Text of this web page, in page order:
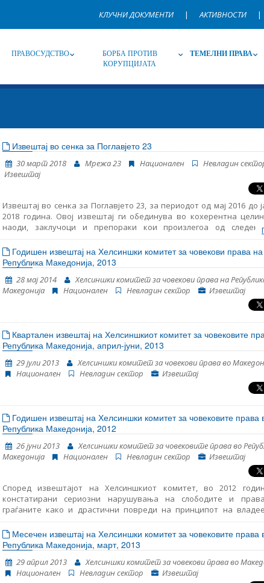
КЛУЧНИ ДОКУМЕНТИ | АКТИВНОСТИ |
ПРАВОСУДСТВО
БОРБА ПРОТИВ
КОРУПЦИЈАТА
ТЕМЕЛНИ ПРАВА
Јазик Име, опис или клучен збор
Извештај во сенка за Поглавјето 23
30 март 2018 Мрежа 23 Национален
Невладин
Извештај
Извештај во сенка за Поглавјето 23, за периодот од мај 2016 до
2018 година. Овој извештај ги обединува во кохерентна
наоди, заклучоци и препораки кои произлегоа од
областите структурирани во Поглавјето 23: правосудство, борба
корупција и темелни права. Ова е трет Извештај во сенка
страна на Мрежа 23 и истиот му претходи на новиот
напредокот на Република Македонија кој се очекува да биде
страна на Европската комисија во средината на април.
подготвен во рамките на проектот „Мрежа 23+“,
Годишен извештај на Хелсиншки комитет за човекови права на
Република Македонија, 2013
28 мај 2014
Хелсиншки комитет за човекови права на
Македонија
Национален Невладин сектор Извештај
Квартален извештај на Хелсиншкиот комитет за човековите
Република Македонија, април-јуни, 2013
29 јули 2013
Хелсиншки комитет за човекови права во
Национален
Невладин сектор Извештај
Годишен извештај на Хелсиншки комитет за човековите права
Република Македонија, 2012
26 јуни 2013
Хелсиншки комитет за човековите права во
Македонија
Национален Невладин сектор Извештај
Според извештајот на Хелсиншкиот комитет, во 2012
констатирани сериозни нарушувања на слободите и
граѓаните како и драстични повреди на принципот на
Месечен извештај на Хелсиншки комитет за човековите права
Република Македонија, март, 2013
29 април 2013
Хелсиншки комитет за човекови права во
Национален
Невладин сектор Извештај